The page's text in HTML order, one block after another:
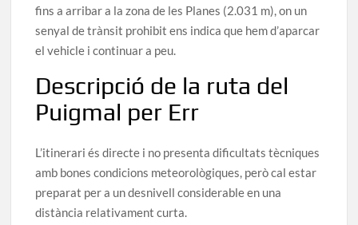
fins a arribar a la zona de les Planes (2.031 m), on un
senyal de trànsit prohibit ens indica que hem d’aparcar
el vehicle i continuar a peu.
Descripció de la ruta del
Puigmal per Err
L’itinerari és directe i no presenta dificultats tècniques
amb bones condicions meteorològiques, però cal estar
preparat per a un desnivell considerable en una
distància relativament curta.